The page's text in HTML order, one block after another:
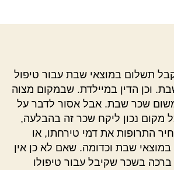
תשלום במוצאי שבת עבור טיפול
וכן הדין במיילדת. שבמקום מצוה
שכר שבת. אבל אסור לדבר על
מקום נכון ליקח שכר זה בהבלעה,
התרופות את דמי טירחתו, או
שבת וכדומה. שאם לא כן אין
ברכה בשכר שקיבל עבור טיפולו